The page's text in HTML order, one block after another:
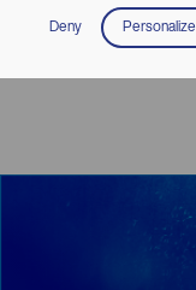
Deny Personalize